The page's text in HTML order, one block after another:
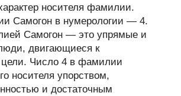
носителя фамилии.
Самогон в нумерологии — 4.
Самогон — это упрямые и
двигающиеся к
цели. Число 4 в фамилии
носителя упорством,
и достаточным